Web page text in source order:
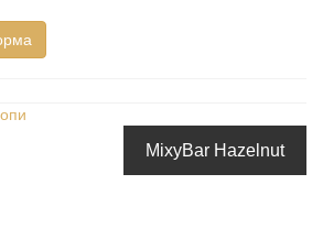
MixyBar Hazelnut